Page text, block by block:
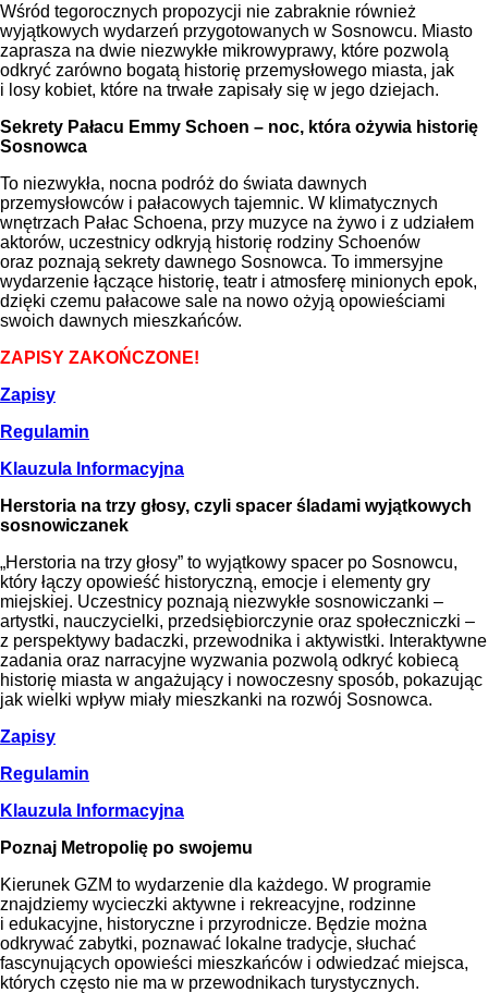
Wśród tegorocznych propozycji nie zabraknie również
wyjątkowych wydarzeń przygotowanych w Sosnowcu. Miasto
zaprasza na dwie niezwykłe mikrowyprawy, które pozwolą
odkryć zarówno bogatą historię przemysłowego miasta, jak
i losy kobiet, które na trwałe zapisały się w jego dziejach.
Sekrety Pałacu Emmy Schoen – noc, która ożywia historię
Sosnowca
To niezwykła, nocna podróż do świata dawnych
przemysłowców i pałacowych tajemnic. W klimatycznych
wnętrzach Pałac Schoena, przy muzyce na żywo i z udziałem
aktorów, uczestnicy odkryją historię rodziny Schoenów
oraz poznają sekrety dawnego Sosnowca. To immersyjne
wydarzenie łączące historię, teatr i atmosferę minionych epok,
dzięki czemu pałacowe sale na nowo ożyją opowieściami
swoich dawnych mieszkańców.
ZAPISY ZAKOŃCZONE!
Zapisy
Regulamin
Klauzula Informacyjna
Herstoria na trzy głosy, czyli spacer śladami wyjątkowych
sosnowiczanek
„Herstoria na trzy głosy” to wyjątkowy spacer po Sosnowcu,
który łączy opowieść historyczną, emocje i elementy gry
miejskiej. Uczestnicy poznają niezwykłe sosnowiczanki –
artystki, nauczycielki, przedsiębiorczynie oraz społeczniczki –
z perspektywy badaczki, przewodnika i aktywistki. Interaktywne
zadania oraz narracyjne wyzwania pozwolą odkryć kobiecą
historię miasta w angażujący i nowoczesny sposób, pokazując
jak wielki wpływ miały mieszkanki na rozwój Sosnowca.
Zapisy
Regulamin
Klauzula Informacyjna
Poznaj Metropolię po swojemu
Kierunek GZM to wydarzenie dla każdego. W programie
znajdziemy wycieczki aktywne i rekreacyjne, rodzinne
i edukacyjne, historyczne i przyrodnicze. Będzie można
odkrywać zabytki, poznawać lokalne tradycje, słuchać
fascynujących opowieści mieszkańców i odwiedzać miejsca,
których często nie ma w przewodnikach turystycznych.